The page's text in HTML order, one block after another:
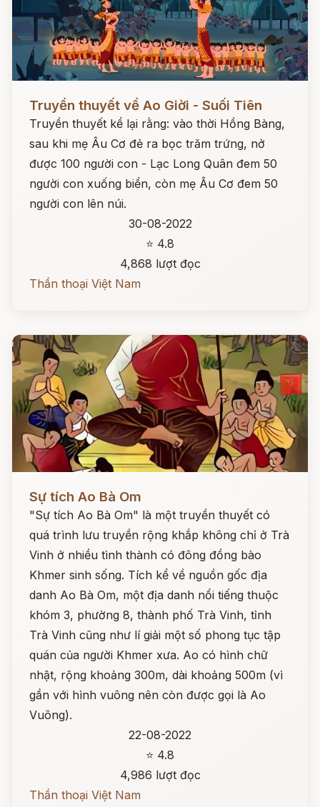
Đọc ngay
Truyền thuyết về Ao Giời - Suối Tiên
Truyền thuyết kể lại rằng: vào thời Hồng Bàng,
sau khi mẹ Âu Cơ đẻ ra bọc trăm trứng, nở
được 100 người con - Lạc Long Quân đem 50
người con xuống biển, còn mẹ Âu Cơ đem 50
người con lên núi.
30-08-2022
⭐ 4.8
4,868 lượt đọc
Thần thoại Việt Nam
Sự tích Ao Bà Om
"Sự tích Ao Bà Om" là một truyền thuyết có
quá trình lưu truyền rộng khắp không chỉ ở Trà
Vinh ở nhiều tình thành có đông đồng bào
Khmer sinh sống. Tích kể về nguồn gốc địa
danh Ao Bà Om, một địa danh nổi tiếng thuộc
khóm 3, phường 8, thành phố Trà Vinh, tỉnh
Trà Vinh cũng như lí giải một số phong tục tập
quán của người Khmer xưa. Ao có hình chữ
nhật, rộng khoảng 300m, dài khoảng 500m (vì
gần với hình vuông nên còn được gọi là Ao
Vuông).
22-08-2022
⭐ 4.8
4,986 lượt đọc
Thần thoại Việt Nam